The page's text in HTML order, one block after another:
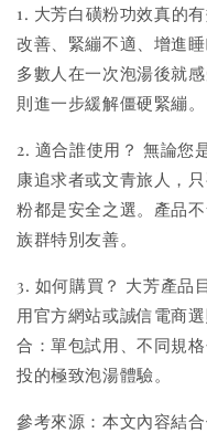
1. 大芳白磺粉功效真的
改善、緊繃不適、增進
多數人在一次泡湯後就
則進一步緩解僵硬緊繃。
2. 適合誰使用？ 無論您
康追求者或文青旅人，
粉都是安全之選。產品
族群特別友善。
3. 如何購買？ 大芳產品
用官方網站或誠信電商
合：單包試用、不同規
投的極致泡湯體驗。
參考來源：本文內容結